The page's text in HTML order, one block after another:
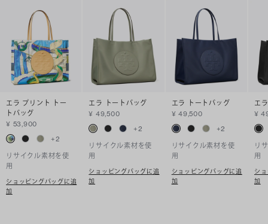
エラ プリント トー
トバッグ
¥ 53,900
+2
リサイクル素材を使
用
ショッピングバッグに追
加
エラ トートバッグ
¥ 49,500
+2
リサイクル素材を使
用
ショッピングバッグに追
加
エラ トートバッグ
¥ 49,500
+2
リサイクル素材を使
用
ショッピングバッグに追
加
エ
¥
リ
用
シ
加